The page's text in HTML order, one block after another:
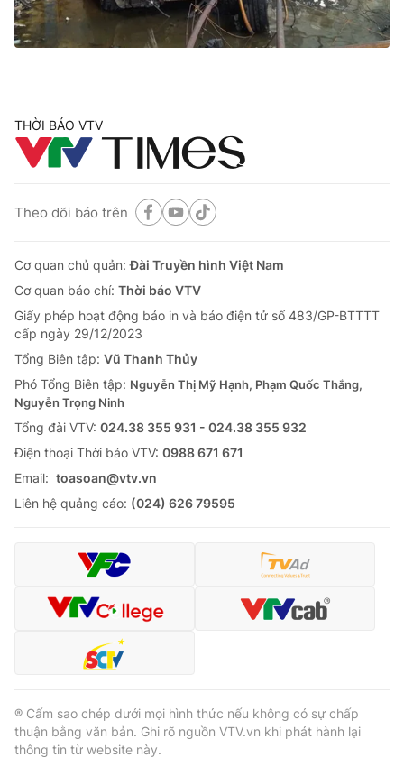
Thị trường
Tư vấn
Lịch phát sóng
Chuyên mục khác
Photo Infographic
Video Shorts video
VTV Money VTV Thể thao
VTV Sức khoẻ Bất động sản
Thị trường 24h
VTV4 Vươn mình bằng AI
VTV9
Theo dõi báo trên
THỜI BÁO VTV
Theo dõi báo trên
Cơ quan chủ quản:Đài Truyền hình Việt Nam
Cơ quan báo chí: Thời báo VTV
Giấy phép hoạt động báo in và báo điện tử số 483/GP-BTTTT
cấp ngày 29/12/2023
Tổng Biên tập: Vũ Thanh Thủy
Phó Tổng Biên tập: Nguyễn Thị Mỹ Hạnh, Phạm Quốc Thắng,
Nguyễn Trọng Ninh
Tổng đài VTV: 024.38 355 931 - 024.38 355 932
Ðiện thoại Thời báo VTV: 0988 671 671
Email: toasoan@vtv.vn
Liên hệ quảng cáo: (024) 626 79595
® Cấm sao chép dưới mọi hình thức nếu không có sự chấp
thuận bằng văn bản. Ghi rõ nguồn VTV.vn khi phát hành lại
thông tin từ website này.